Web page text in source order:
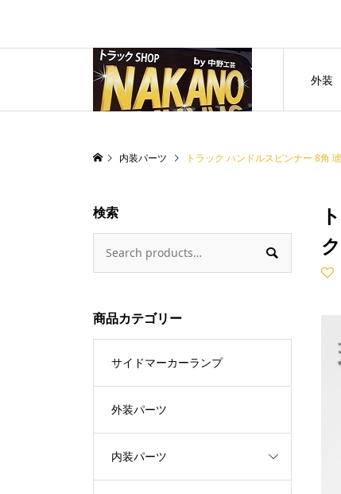
外装
内装パーツ トラック ハンドルスピンナー 8角
検索

商品カテゴリー
サイドマーカーランプ
外装パーツ
内装パーツ